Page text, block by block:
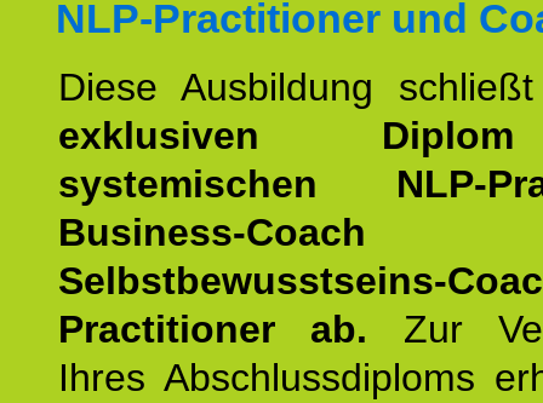
NLP-Practitioner und
Diese Ausbildung
exklusiven
systemischen NLP-
Business-Coach
Selbstbewusstseins-
Practitioner ab. Zur
Ihres Abschlussdiploms